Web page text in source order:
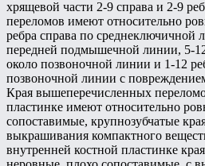
хрящевой части 2-9 справа и 2-9
переломов имеют относительно
ребра справа по среднеключичной
передней подмышечной линии, 5-
около позвоночной линии и 1-12
позвоночной линии с
Края вышеперечисленных
пластинке имеют относительно
сопоставимые, крупнозубчатые
выкрашивания компактного
внутренней костной пластинке